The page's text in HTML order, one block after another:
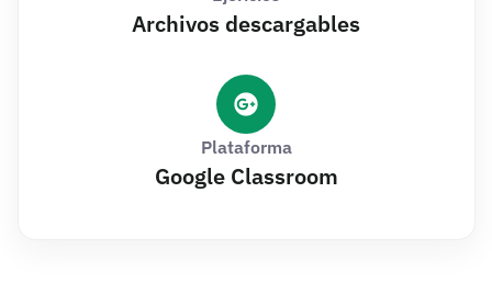
Archivos descargables
Plataforma
Google Classroom